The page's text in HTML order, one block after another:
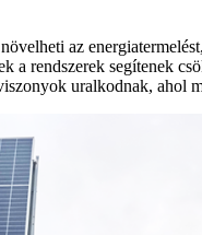
az
rendszerek segítenek
uralkodnak, ahol